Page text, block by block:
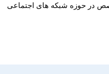
در حوزه شبکه های اجتماعی